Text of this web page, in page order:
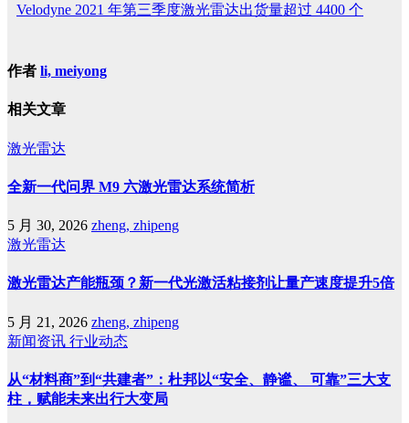
Velodyne 2021 年第三季度激光雷达出货量超过 4400 个
作者 li, meiyong
相关文章
激光雷达
全新一代问界 M9 六激光雷达系统简析
5 月 30, 2026 zheng, zhipeng
激光雷达
激光雷达产能瓶颈？新一代光激活粘接剂让量产速度提升5倍
5 月 21, 2026 zheng, zhipeng
新闻资讯 行业动态
从“材料商”到“共建者”：杜邦以“安全、静谧、 可靠”三大支
柱，赋能未来出行大变局